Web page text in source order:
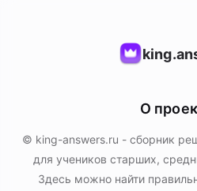
О
© king-answers.ru - сборник
для учеников старших,
Здесь можно найти